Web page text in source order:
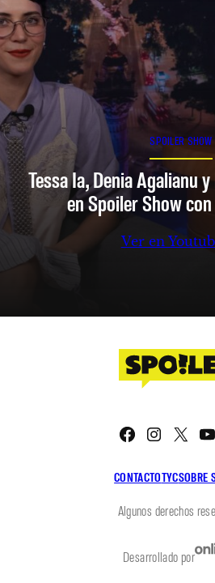
SPOILER SHOW
Tessa Ia, Denia Agalianu
en Spoiler Show
Ver en
CONTACTOTYCSOBRE
Facebook
X
Algunos derechos
Desarrollado por